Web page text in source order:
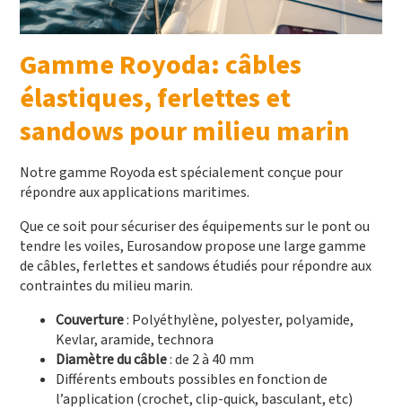
Gamme Royoda: câbles
élastiques, ferlettes et
sandows pour milieu marin
Notre gamme Royoda est spécialement conçue pour
répondre aux applications maritimes.
Que ce soit pour sécuriser des équipements sur le pont ou
tendre les voiles, Eurosandow propose une large gamme
de câbles, ferlettes et sandows étudiés pour répondre aux
contraintes du milieu marin.
Couverture: Polyéthylène, polyester, polyamide,
Kevlar, aramide, technora
Diamètre du câble: de 2 à 40 mm
Différents embouts possibles en fonction de
l’application (crochet, clip-quick, basculant, etc)